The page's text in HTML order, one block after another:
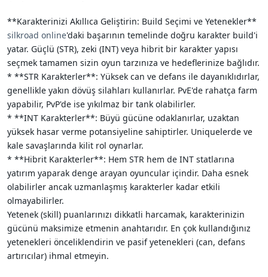
**Karakterinizi Akıllıca Geliştirin: Build Seçimi ve Yetenekler**
silkroad online'daki başarının temelinde doğru karakter build'i
yatar. Güçlü (STR), zeki (INT) veya hibrit bir karakter yapısı
seçmek tamamen sizin oyun tarzınıza ve hedeflerinize bağlıdır.
* **STR Karakterler**: Yüksek can ve defans ile dayanıklıdırlar,
genellikle yakın dövüş silahları kullanırlar. PvE'de rahatça farm
yapabilir, PvP'de ise yıkılmaz bir tank olabilirler.
* **INT Karakterler**: Büyü gücüne odaklanırlar, uzaktan
yüksek hasar verme potansiyeline sahiptirler. Uniquelerde ve
kale savaşlarında kilit rol oynarlar.
* **Hibrit Karakterler**: Hem STR hem de INT statlarına
yatırım yaparak denge arayan oyuncular içindir. Daha esnek
olabilirler ancak uzmanlaşmış karakterler kadar etkili
olmayabilirler.
Yetenek (skill) puanlarınızı dikkatli harcamak, karakterinizin
gücünü maksimize etmenin anahtarıdır. En çok kullandığınız
yetenekleri önceliklendirin ve pasif yetenekleri (can, defans
artırıcılar) ihmal etmeyin.